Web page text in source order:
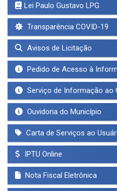
Lei Paulo Gustavo LPG
Transparência COVID-19
Avisos de Licitação
Pedido de Acesso à
Serviço de Informação ao
Ouvidoria do Município
Carta de Serviços ao
IPTU Online
Nota Fiscal Eletrônica